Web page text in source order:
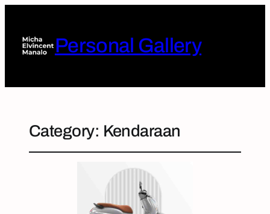
Personal Gallery
Category: Kendaraan